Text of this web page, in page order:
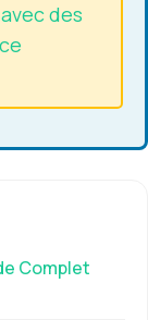
des
Complet